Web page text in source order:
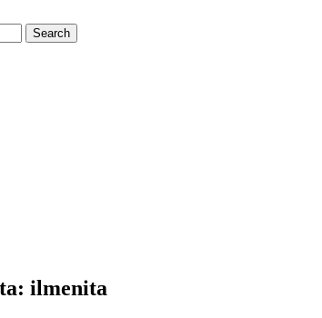
interesantes y
ilmenita